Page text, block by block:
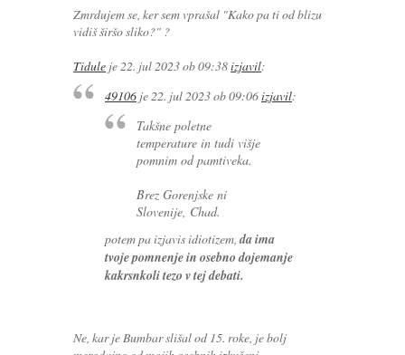
Zmrdujem se, ker sem vprašal "Kako pa ti od blizu
vidiš širšo sliko?" ?
Tidule je22. jul 2023 ob 09:38izjavil:
49106je22. jul 2023 ob 09:06izjavil:
Takšne poletne
temperature in tudi višje
pomnim od pamtiveka.
Brez Gorenjske ni
Slovenije, Chad.
potem pa izjavis idiotizem,da ima
tvoje pomnenje in osebno dojemanje
kakrsnkoli tezo v tej debati.
Ne, kar je Bumbar slišal od 15. roke, je bolj